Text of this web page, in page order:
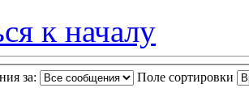
к началу
за: Поле сортировки